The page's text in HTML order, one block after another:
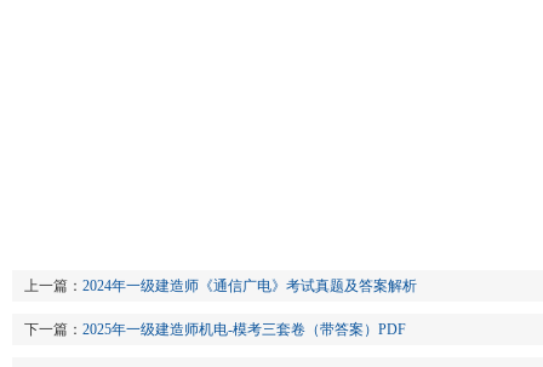
上一篇： 2024年一级建造师《通信广电》考试真题及答案解析
下一篇： 2025年一级建造师机电-模考三套卷（带答案）PDF